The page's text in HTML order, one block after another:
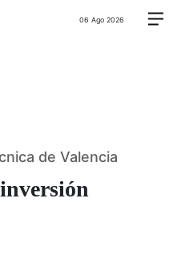
06 Ago 2026
de Valencia